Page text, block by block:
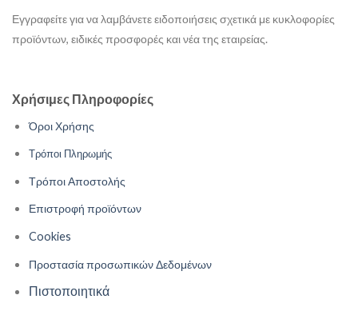
Χρήσιμες Πληροφορίες
Όροι Χρήσης
Τρόποι Πληρωμής
Τρόποι Αποστολής
Επιστροφή προϊόντων
Cookies
Προστασία προσωπικών Δεδομένων
Πιστοποιητικά
Εγγραφείτε για να λαμβάνετε ειδοποιήσεις σχετικά με κυκλοφορίες
προϊόντων, ειδικές προσφορές και νέα της εταιρείας.